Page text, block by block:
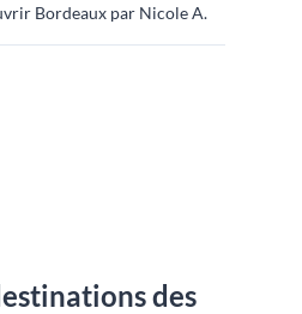
Bordeaux par Nicole A.
des